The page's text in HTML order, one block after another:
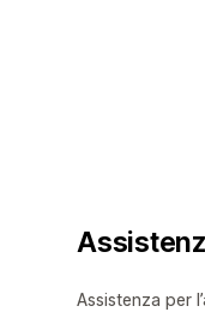
Assistenza per